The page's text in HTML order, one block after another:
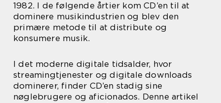
1982. I de følgende årtier kom CD’en til at
dominere musikindustrien og blev den
primære metode til at distribute og
konsumere musik.
I det moderne digitale tidsalder, hvor
streamingtjenester og digitale downloads
dominerer, finder CD’en stadig sine
nøglebrugere og aficionados. Denne artikel